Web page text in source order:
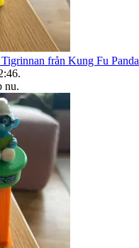
Tigrinnan från Kung Fu Panda
.
nu.